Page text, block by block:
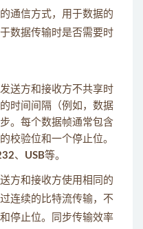
通信方式，用于数据的
数据传输时是否需要时
送方和接收方不共享时
时间间隔（例如，数据
。每个数据帧通常包含
校验位和一个停止位。
、 USB等。
方和接收方使用相同的
连续的比特流传输，不
停止位。同步传输效率